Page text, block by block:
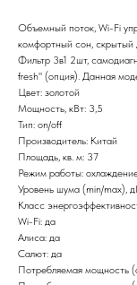
Объемный поток, Wi-Fi
комфортный сон, скрытый
Фильтр 3в1 2шт,
fresh" (опция). Данная
Цвет: золотой
Мощность, кВт: 3,5
Тип: on/off
Производитель: Китай
Площадь, кв. м: 37
Режим работы:
Уровень шума (min/max),
Класс
Wi-Fi: да
Алиса: да
Салют: да
Потребляемая мощность